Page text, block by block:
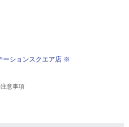
ーションスクエア店 ※
意事項